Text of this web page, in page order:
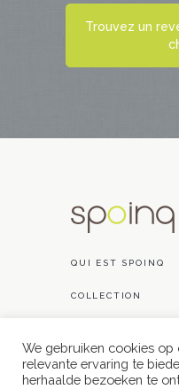
Trouvez un
QUI EST SPOINQ
COLLECTION
CONTACT
We gebruiken cookies
relevante ervaring te
herhaalde bezoeken te